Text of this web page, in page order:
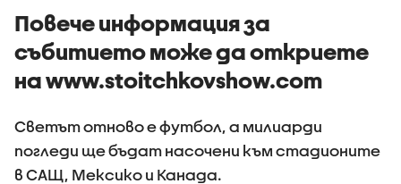
Повече информация за
събитието може да откриете
на www.stoitchkovshow.com
Светът отново е футбол, а милиарди
погледи ще бъдат насочени към стадионите
в САЩ, Мексико и Канада.